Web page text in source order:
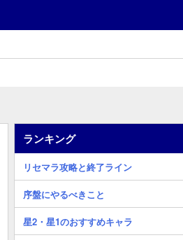
ランキング
リセマラ攻略と終了ライン
序盤にやるべきこと
星2・星1のおすすめキャラ